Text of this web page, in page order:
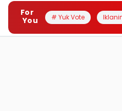
For
You
# Yuk Vote